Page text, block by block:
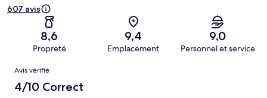
607 avis
8,6
Propreté
9,4
Emplacement
9,0
Personnel et service
Avis
Avis vérifié
4/10 Correct